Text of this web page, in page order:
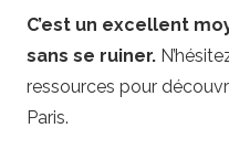
C’est un excellent
sans se ruiner.
ressources pour
Paris.